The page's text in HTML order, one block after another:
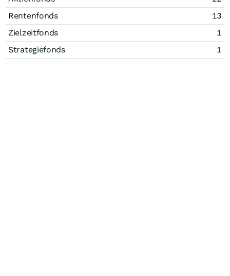
Rentenfonds
13
Zielzeitfonds
1
Strategiefonds
1